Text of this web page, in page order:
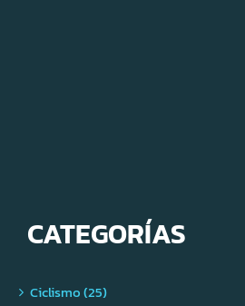
CATEGORÍAS
Ciclismo (25)